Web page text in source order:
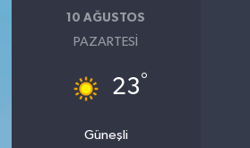
10 AĞUSTOS
PAZARTESI
23°
Güneşli